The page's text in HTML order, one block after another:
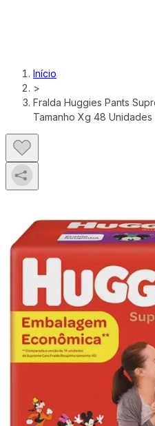
Início
>
Fralda Huggies Pants
Tamanho Xg 48 Unidades